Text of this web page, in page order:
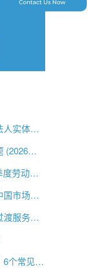
中国市场用工路径对比：代表处、法人实体与 EOR，企业该如何选择？
职业过渡服务：HR最常见的8个问题 (2026年版)
连智领域Links Insider 2026年第三季度劳动法规更新
中国代表处薪酬管理怎么做？进入中国市场前的用工指南
当企业重组浪潮来袭，为什么职业过渡服务比以往更重要？
企业运营模式是否跟得上业务增长？6个常见信号